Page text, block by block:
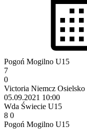
Pogoń Mogilno U15
7
0
Victoria Niemcz
05.09.2021 10:00
Wda Świecie U15
8 0
Pogoń Mogilno U15